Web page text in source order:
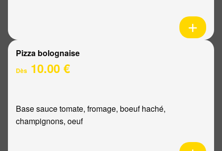
Pizza bolognaise
Dès 10.00 €
Base sauce tomate, fromage, boeuf haché,
champignons, oeuf